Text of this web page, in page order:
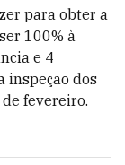
para obter a
100% à
e 4
inspeção dos
fevereiro.